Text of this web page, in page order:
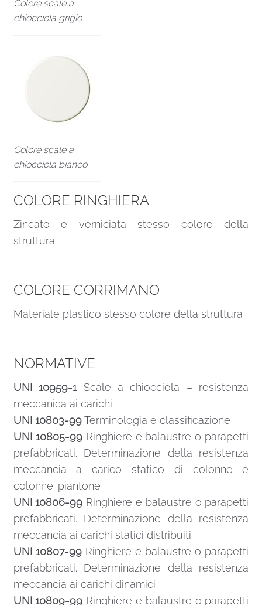
Colore scale a
chiocciola grigio
Colore scale a
chiocciola bianco
COLORE RINGHIERA
Zincato e verniciata stesso colore della
struttura
COLORE CORRIMANO
Materiale plastico stesso colore della struttura
NORMATIVE
UNI 10959-1Scale a chiocciola – resistenza
meccanica ai carichi
UNI 10803-99Terminologia e classificazione
UNI 10805-99Ringhiere e balaustre o parapetti
prefabbricati. Determinazione della resistenza
meccancia a carico statico di colonne e
colonne-piantone
UNI 10806-99 Ringhiere e balaustre o parapetti
prefabbricati. Determinazione della resistenza
meccancia ai carichi statici distribuiti
UNI 10807-99Ringhiere e balaustre o parapetti
prefabbricati. Determinazione della resistenza
meccancia ai carichi dinamici
UNI 10809-99 Ringhiere e balaustre o parapetti